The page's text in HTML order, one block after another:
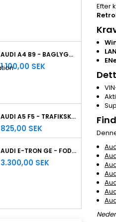
AUDI A4 B9 - BAGLYGTEANIMATION
1.100,00 SEK
AUDI A5 F5 - TRAFIKSKILTEGENKENDELSE
825,00 SEK
AUDI E-TRON GE - FOD FUNKTIONER AKTIVERING
3.300,00 SEK
Efter